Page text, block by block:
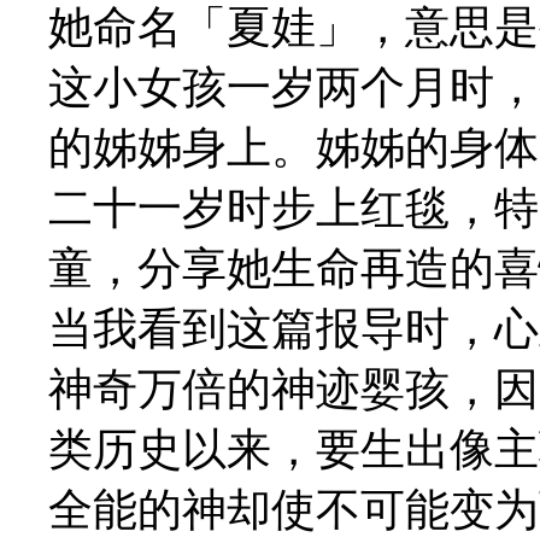
她命名「夏娃」，意思
这小女孩一岁两个月时
的姊姊身上。姊姊的身
二十一岁时步上红毯，
童，分享她生命再造的
当我看到这篇报导时，
神奇万倍的神迹婴孩，
类历史以来，要生出像
全能的神却使不可能变